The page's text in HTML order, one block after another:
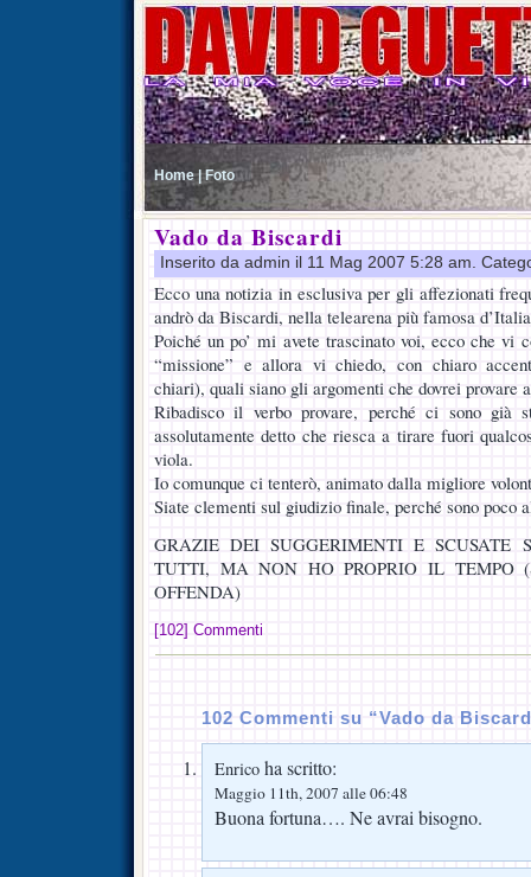
Home | Foto
Vado da Biscardi
Inserito da admin il 11 Mag 2007 5:28 am.
Ecco una notizia in esclusiva per gli affezionati
andrò da Biscardi, nella telearena più famosa
Poiché un po’ mi avete trascinato voi, ecco che vi
“missione” e allora vi chiedo, con chiaro
chiari), quali siano gli argomenti che dovrei provare
Ribadisco il verbo provare, perché ci sono già
assolutamente detto che riesca a tirare fuori
viola.
Io comunque ci tenterò, animato dalla migliore
Siate clementi sul giudizio finale, perché sono poco
GRAZIE DEI SUGGERIMENTI E SCUSATE
TUTTI, MA NON HO PROPRIO IL TEMPO
OFFENDA)
[102] Commenti
102 Commenti su “Vado da
Enrico ha scritto:
Maggio 11th, 2007 alle 06:48
Buona fortuna…. Ne avrai bisogno.